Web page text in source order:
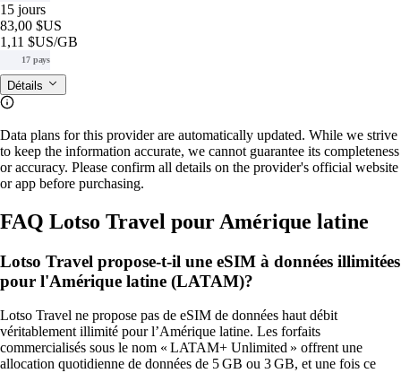
15 jours
83,00 $US
1,11 $US/GB
17 pays
Détails
Data plans for this provider are automatically updated. While we strive
to keep the information accurate, we cannot guarantee its completeness
or accuracy. Please confirm all details on the provider's official website
or app before purchasing.
FAQ Lotso Travel pour Amérique latine
Lotso Travel propose-t-il une eSIM à données illimitées
pour l'Amérique latine (LATAM)?
Lotso Travel ne propose pas de eSIM de données haut débit
véritablement illimité pour l’Amérique latine. Les forfaits
commercialisés sous le nom « LATAM+ Unlimited » offrent une
allocation quotidienne de données de 5 GB ou 3 GB, et une fois ce